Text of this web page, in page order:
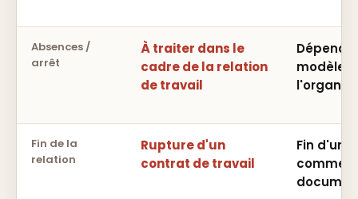
Absences /
arrêt
À traiter dans le
cadre de la relation
de travail
Dépend
modèle
Fin de la
relation
Rupture d'un
contrat de travail
Fin